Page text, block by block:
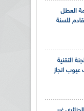
العطل
للسنة
التقنية
عيوب انجاز